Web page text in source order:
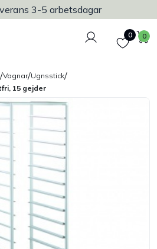
3-5 arbetsdagar
Logga in
Favoriter
0 0
/Vagnar/Ugnsstick/
15 gejder